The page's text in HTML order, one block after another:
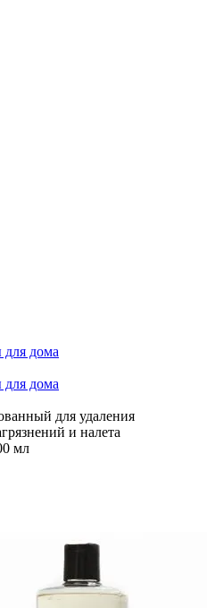
для дома
для дома
для удаления
и налета
мл